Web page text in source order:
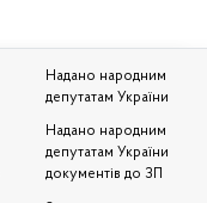
Надано народним
депутатам України
Надано народним
депутатам України
документів до ЗП